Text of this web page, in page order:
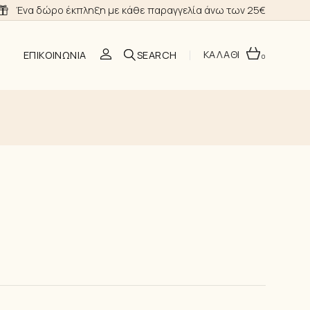
Ένα δώρο έκπληξη με κάθε παραγγελία άνω των 25€
ΕΠΙΚΟΙΝΩΝΊΑ ΚΑΛΑΘΙ 0